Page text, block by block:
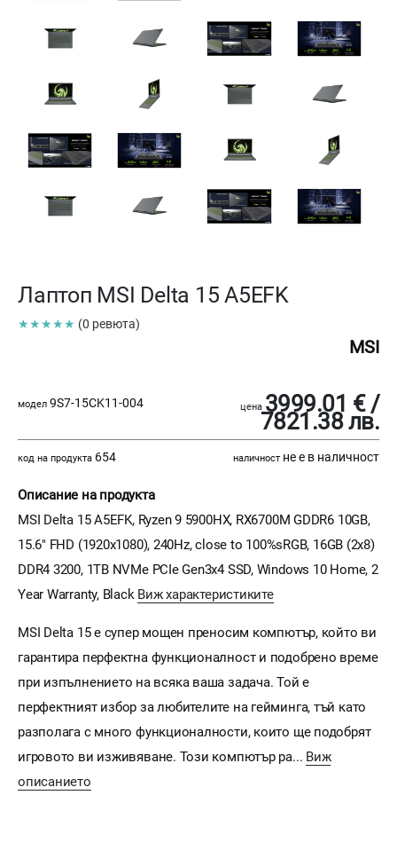
Лаптоп MSI Delta 15 A5EFK
★★★★★ (0 ревюта)
MSI
модел 9S7-15CK11-004 цена 3999.01 € /
7821.38 лв.
код на продукта 654 наличност не е в наличност
Описание на продукта
MSI Delta 15 A5EFK, Ryzen 9 5900HX, RX6700M GDDR6 10GB,
15.6" FHD (1920x1080), 240Hz, close to 100%sRGB, 16GB (2x8)
DDR4 3200, 1TB NVMe PCIe Gen3x4 SSD, Windows 10 Home, 2
Year Warranty, Black Виж характеристиките
MSI Delta 15 е супер мощен преносим компютър, който ви
гарантира перфектна функционалност и подобрено време
при изпълнението на всяка ваша задача. Той е
перфектният избор за любителите на гейминга, тъй като
разполага с много функционалности, които ще подобрят
игровото ви изживяване. Този компютър ра... Виж
описанието